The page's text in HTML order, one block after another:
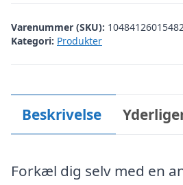
Varenummer (SKU):
Kategori: Produkter
Beskrivelse
Forkæl dig selv med en